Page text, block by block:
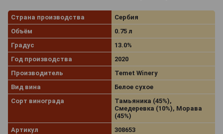
Страна производства
Сербия
Объём
0.75 л
Градус
13.0%
Год производства
2020
Производитель
Temet Winery
Вид вина
Белое сухое
Сорт винограда
Тамьяника (45%),
Смедеревка (10%), Морава
(45%)
Артикул
308653